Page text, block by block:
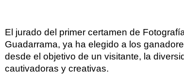
El jurado del primer certamen de
Guadarrama, ya ha elegido a los
desde el objetivo de un visitante, la
cautivadoras y creativas.